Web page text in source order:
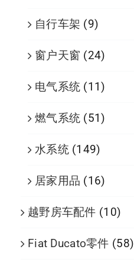
自行车架 (9)
窗户天窗 (24)
电气系统 (11)
燃气系统 (51)
水系统 (149)
居家用品 (16)
越野房车配件 (10)
Fiat Ducato零件 (58)